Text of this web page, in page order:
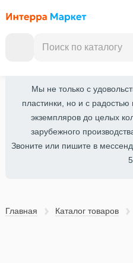
Мы не только с
пластинки, но и с радостью
экземпляров до целых
зарубежного
Звоните или пишите в
Главная Каталог товаров